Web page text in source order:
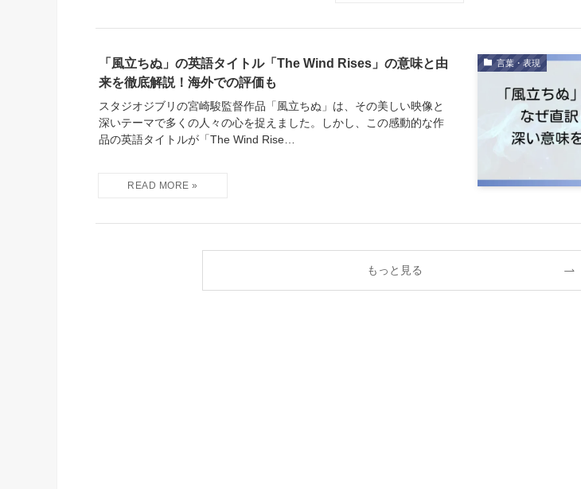
言葉・表現
「風立ちぬ」の英語タイトル「The Wind Rises」の意味と由
来を徹底解説！海外での評価も
スタジオジブリの宮崎駿監督作品「風立ちぬ」は、その美しい映像と
深いテーマで多くの人々の心を捉えました。しかし、この感動的な作
品の英語タイトルが「The Wind Rise…
もっと見る